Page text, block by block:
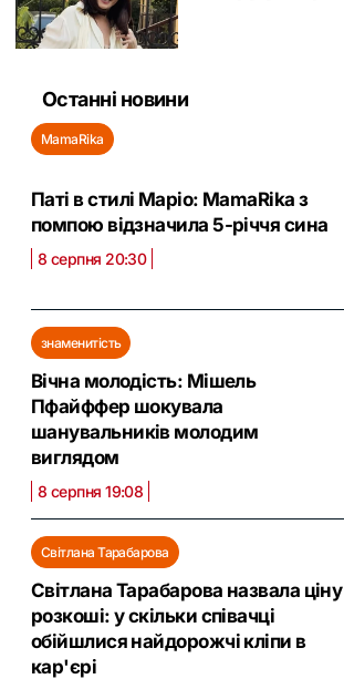
Останні новини
MamaRika
Паті в стилі Маріо: MamaRika з
помпою відзначила 5-річчя сина
8 серпня 20:30
знаменитість
Вічна молодість: Мішель
Пфайффер шокувала
шанувальників молодим
виглядом
8 серпня 19:08
Світлана Тарабарова
Світлана Тарабарова назвала ціну
розкоші: у скільки співачці
обійшлися найдорожчі кліпи в
кар'єрі